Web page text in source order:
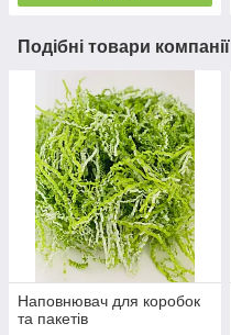
Подібні товари компанії
Наповнювач для коробок
та пакетів